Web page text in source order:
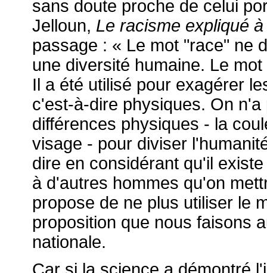
sans doute proche de celui
Jelloun, Le racisme expliqué
passage : « Le mot "race" ne
une diversité humaine. Le
Il a été utilisé pour exagérer
c'est-à-dire physiques. On
différences physiques - la
visage - pour diviser
dire en considérant qu'il
à d'autres hommes qu'on
propose de ne plus utiliser le
proposition que nous faisons
nationale.